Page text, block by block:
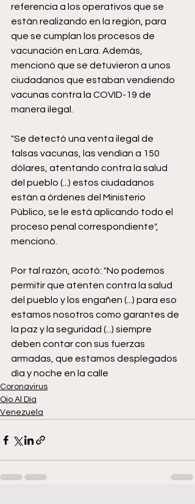
referencia a los operativos que se
están realizando en la región, para
que se cumplan los procesos de
vacunación en Lara. Además,
mencionó que se detuvieron a unos
ciudadanos que estaban vendiendo
vacunas contra la COVID-19 de
manera ilegal.
"Se detectó una venta ilegal de
falsas vacunas, las vendían a 150
dólares, atentando contra la salud
del pueblo (...) estos ciudadanos
están a órdenes del Ministerio
Público, se le está aplicando todo el
proceso penal correspondiente",
mencionó.
Por tal razón, acotó: "No podemos
permitir que atenten contra la salud
del pueblo y los engañen (...) para eso
estamos nosotros como garantes de
la paz y la seguridad (...) siempre
deben contar con sus fuerzas
armadas, que estamos desplegados
día y noche en la calle
Coronavirus
Ojo Al Día
Venezuela